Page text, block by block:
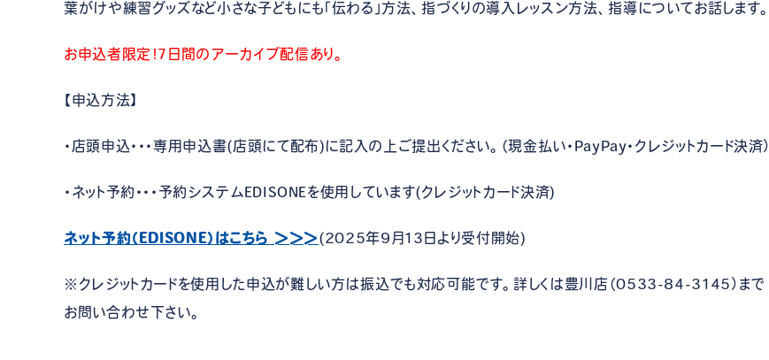
葉がけや練習グッズなど小さな子どもにも「伝わる」方法、指づくりの導入レッスン方法、指導についてお話します。
お申込者限定！7日間のアーカイブ配信あり。
【申込方法】
・店頭申込・・・専用申込書(店頭にて配布)に記入の上ご提出ください。（現金払い・PayPay・クレジットカード決済）
・ネット予約・・・予約システムEDISONEを使用しています(クレジットカード決済)
ネット予約（EDISONE）はこちら ＞＞＞(2025年9月13日より受付開始)
※クレジットカードを使用した申込が難しい方は振込でも対応可能です。詳しくは豊川店（0533-84-3145）まで
お問い合わせ下さい。